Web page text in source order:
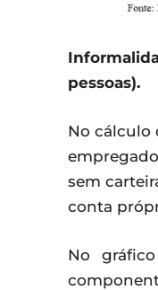
pessoas).
No cálculo
sem
conta
No